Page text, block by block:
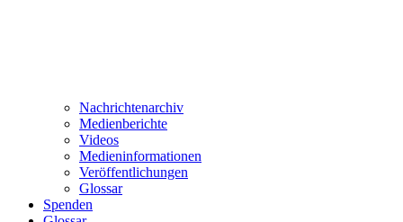
Nachrichtenarchiv
Medienberichte
Videos
Medieninformationen
Veröffentlichungen
Glossar
Spenden